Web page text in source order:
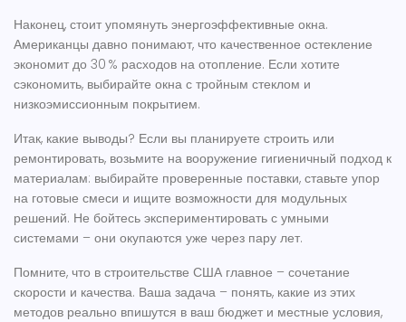
Наконец, стоит упомянуть энергоэффективные окна.
Американцы давно понимают, что качественное остекление
экономит до 30 % расходов на отопление. Если хотите
сэкономить, выбирайте окна с тройным стеклом и
низкоэмиссионным покрытием.
Итак, какие выводы? Если вы планируете строить или
ремонтировать, возьмите на вооружение гигиеничный подход к
материалам: выбирайте проверенные поставки, ставьте упор
на готовые смеси и ищите возможности для модульных
решений. Не бойтесь экспериментировать с умными
системами – они окупаются уже через пару лет.
Помните, что в строительстве США главное – сочетание
скорости и качества. Ваша задача – понять, какие из этих
методов реально впишутся в ваш бюджет и местные условия,